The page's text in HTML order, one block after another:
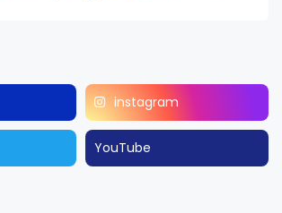
instagram
YouTube